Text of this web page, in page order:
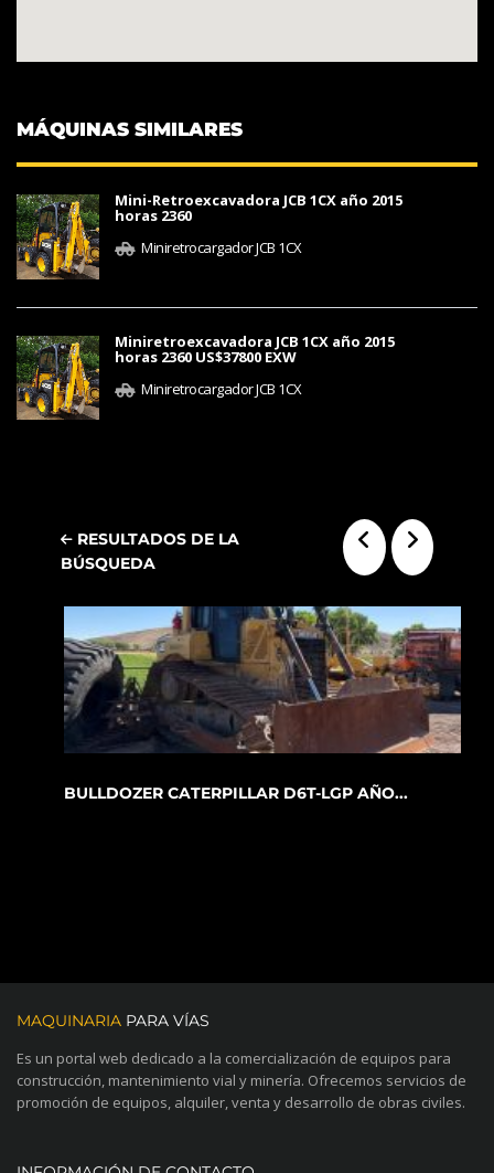
MÁQUINAS SIMILARES
Mini-Retroexcavadora JCB 1CX año 2015
horas 2360
Miniretrocargador JCB 1CX
Miniretroexcavadora JCB 1CX año 2015
horas 2360 US$37800 EXW
Miniretrocargador JCB 1CX
RESULTADOS DE LA
BÚSQUEDA
BULLDOZER CATERPILLAR D6T-LGP AÑO...
MAQUINARIA PARA VÍAS
Es un portal web dedicado a la comercialización de equipos para
construcción, mantenimiento vial y minería. Ofrecemos servicios de
promoción de equipos, alquiler, venta y desarrollo de obras civiles.